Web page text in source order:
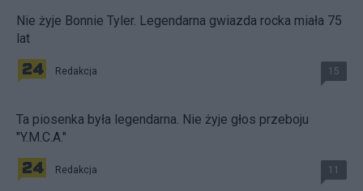
Nie żyje Bonnie Tyler. Legendarna gwiazda rocka miała 75
lat
Redakcja 15
Ta piosenka była legendarna. Nie żyje głos przeboju
"Y.M.C.A."
Redakcja 11